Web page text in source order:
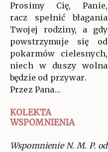
Prosimy Cię, Panie,
racz spełnić błagania
Twojej rodziny, a gdy
powstrzymuje się od
pokarmów cielesnych,
niech w duszy wolna
będzie od przywar.
Przez Pana…
KOLEKTA
WSPOMNIENIA
Wspomnienie N. M. P. od